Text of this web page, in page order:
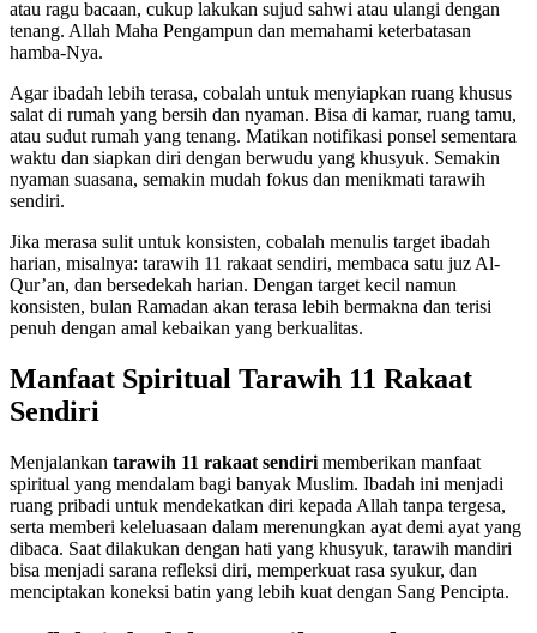
atau ragu bacaan, cukup lakukan sujud sahwi atau ulangi dengan
tenang. Allah Maha Pengampun dan memahami keterbatasan
hamba-Nya.
Agar ibadah lebih terasa, cobalah untuk menyiapkan ruang khusus
salat di rumah yang bersih dan nyaman. Bisa di kamar, ruang tamu,
atau sudut rumah yang tenang. Matikan notifikasi ponsel sementara
waktu dan siapkan diri dengan berwudu yang khusyuk. Semakin
nyaman suasana, semakin mudah fokus dan menikmati tarawih
sendiri.
Jika merasa sulit untuk konsisten, cobalah menulis target ibadah
harian, misalnya: tarawih 11 rakaat sendiri, membaca satu juz Al-
Qur’an, dan bersedekah harian. Dengan target kecil namun
konsisten, bulan Ramadan akan terasa lebih bermakna dan terisi
penuh dengan amal kebaikan yang berkualitas.
Manfaat Spiritual Tarawih 11 Rakaat
Sendiri
Menjalankan tarawih 11 rakaat sendiri memberikan manfaat
spiritual yang mendalam bagi banyak Muslim. Ibadah ini menjadi
ruang pribadi untuk mendekatkan diri kepada Allah tanpa tergesa,
serta memberi keleluasaan dalam merenungkan ayat demi ayat yang
dibaca. Saat dilakukan dengan hati yang khusyuk, tarawih mandiri
bisa menjadi sarana refleksi diri, memperkuat rasa syukur, dan
menciptakan koneksi batin yang lebih kuat dengan Sang Pencipta.